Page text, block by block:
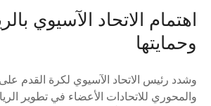
اهتمام الاتحاد الآسيوي
وحمايتها
وشدد رئيس الاتحاد الآسيوي لكرة القدم
والمحوري للاتحادات الأعضاء في تطوير